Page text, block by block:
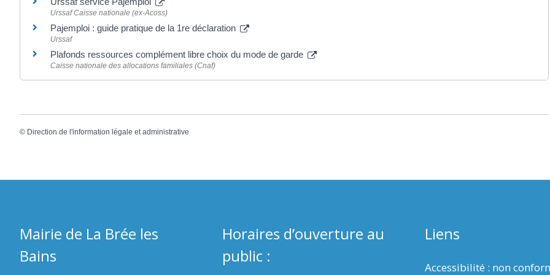
Urssaf Caisse nationale (ex-Acoss)
Pajemploi : guide pratique de la 1re déclaration
Urssaf
Plafonds ressources complément libre choix du mode de garde
Caisse nationale des allocations familiales (Cnaf)
© Direction de l'information légale et administrative
Mairie de La Brée les
Bains
Horaires d’ouverture au
public :
Liens
Accessibilité : non